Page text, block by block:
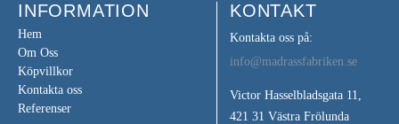
INFORMATION
Hem
Om Oss
Köpvillkor
Kontakta oss
Referenser
KONTAKT
Kontakta oss på:
info@madrassfabriken.se
Victor Hasselbladsgata 11,
421 31 Västra Frölunda